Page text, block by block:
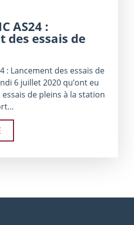
AS24 :
des essais de
: Lancement des essais de
6 juillet 2020 qu’ont eu
de pleins à la station